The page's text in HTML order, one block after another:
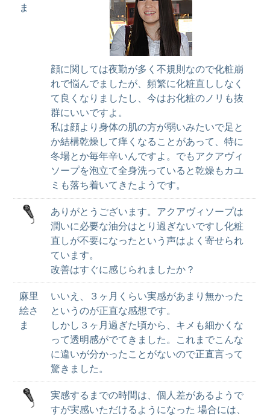
ま
顔に関しては夜勤が多く不規則なので化粧崩
れで悩んでましたが、頻繁に化粧直ししなく
て良くなりましたし、今はお化粧のノリも抜
群にいいですよ。
私は顔より身体の肌の方が弱いみたいで足と
か結構乾燥して痒くなることがあって、特に
冬場とか毎年辛いんですよ。でもアクアヴィ
ソープを泡立て全身洗っていると乾燥もカユ
ミも落ち着いてきたようです。
ありがとうございます。アクアヴィソープは
潤いに必要な油分はとり過ぎないですし化粧
直しが不要になったという声はよく寄せられ
ています。
改善はすぐに感じられましたか？
麻里
絵さ
ま
いいえ、３ヶ月くらい実感があまり無かった
というのが正直な感想です。
しかし３ヶ月過ぎた頃から、キメも細かくな
って透明感がでてきました。これまでこんな
に違いが分かったことがないので正直言って
驚きました。
実感するまでの時間は、個人差があるようで
すが実感いただけるようになった 場合には、